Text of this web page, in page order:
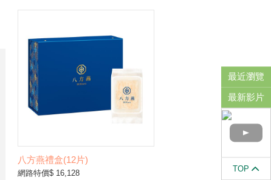
八方燕禮盒(12片)
網路特價$ 16,128
最近瀏覽
最新影片
TOP